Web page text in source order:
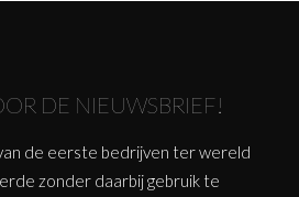
DE NIEUWSBRIEF!
de eerste bedrijven ter wereld
zonder daarbij gebruik te